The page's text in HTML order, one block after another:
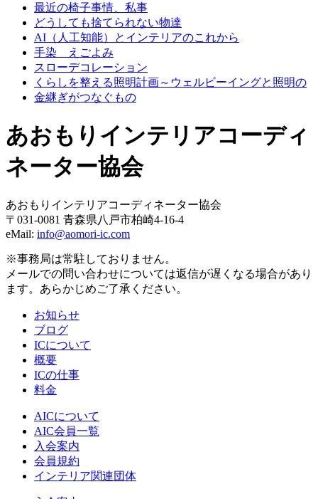
最近の椅子事情、私事
どうしても捨てられない物達
AI（人工知能）とインテリアのこれから
手染 えごよみ
スローデコレーション
くらしを整える照明計画～ウェルビーイングと照明の
金継ぎがつなぐもの
あおもりインテリアコーディ
ネーター協会
あおもりインテリアコーディネーター協会
〒031-0081 青森県八戸市柏崎4-16-4
eMail: info@aomori-ic.com
※事務局は常駐しておりません。
メールでの問い合わせについては返信が遅くなる場合があり
ます。あらかじめご了承ください。
お知らせ
ブログ
ICについて
概要
ICの仕事
料金
AICについて
AIC会員一覧
入会案内
会員規約
インテリア関連団体